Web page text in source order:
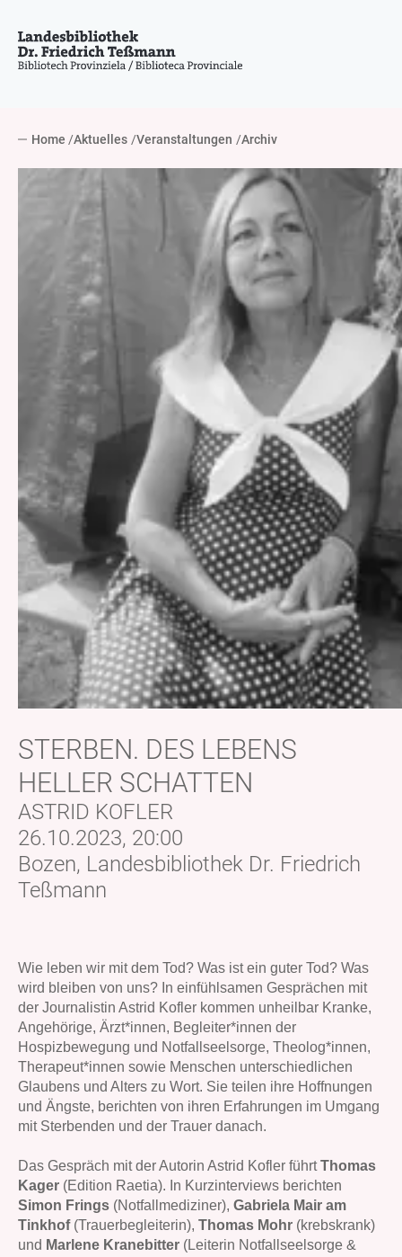
Home Aktuelles Veranstaltungen Archiv
STERBEN. DES LEBENS
HELLER SCHATTEN
ASTRID KOFLER
26.10.2023, 20:00
Bozen, Landesbibliothek Dr. Friedrich
Teßmann
Wie leben wir mit dem Tod? Was ist ein guter Tod? Was
wird bleiben von uns? In einfühlsamen Gesprächen mit
der Journalistin Astrid Kofler kommen unheilbar Kranke,
Angehörige, Ärzt*innen, Begleiter*innen der
Hospizbewegung und Notfallseelsorge, Theolog*innen,
Therapeut*innen sowie Menschen unterschiedlichen
Glaubens und Alters zu Wort. Sie teilen ihre Hoffnungen
und Ängste, berichten von ihren Erfahrungen im Umgang
mit Sterbenden und der Trauer danach.
Das Gespräch mit der Autorin Astrid Kofler führtThomas
Kager (Edition Raetia). In Kurzinterviews berichten
Simon Frings (Notfallmediziner), Gabriela Mair am
Tinkhof(Trauerbegleiterin), Thomas Mohr (krebskrank)
und Marlene Kranebitter (Leiterin Notfallseelsorge &